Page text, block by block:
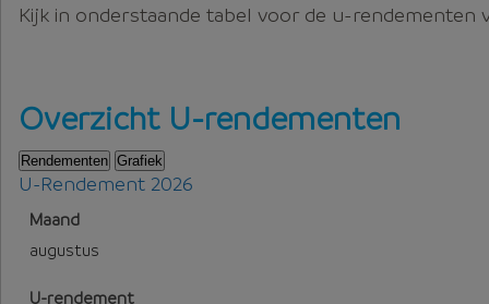
Kijk in onderstaande tabel voor de u-rendementen
Overzicht U-rendementen
Rendementen Grafiek
U-Rendement 2026
U-Rendement voor 2026
augustus